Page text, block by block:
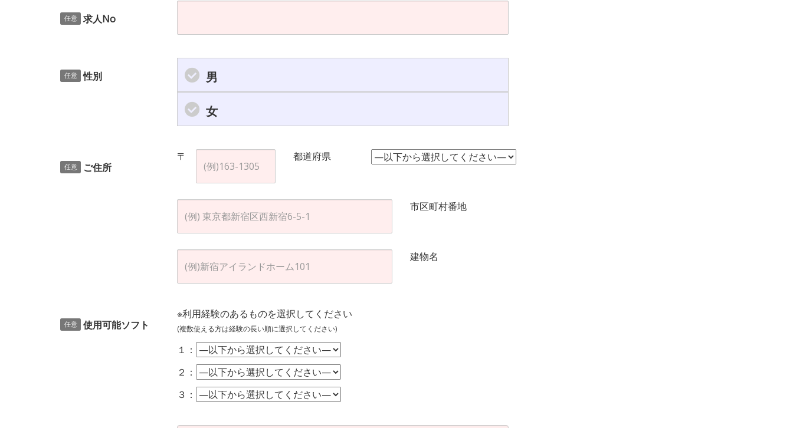
任意 求人No
任意 性別 男
女
任意 ご住所
〒 都道府県
市区町村番地
建物名
任意 使用可能ソフト
※利用経験のあるものを選択してください
(複数使える方は経験の長い順に選択してください)
１：
２：
３：